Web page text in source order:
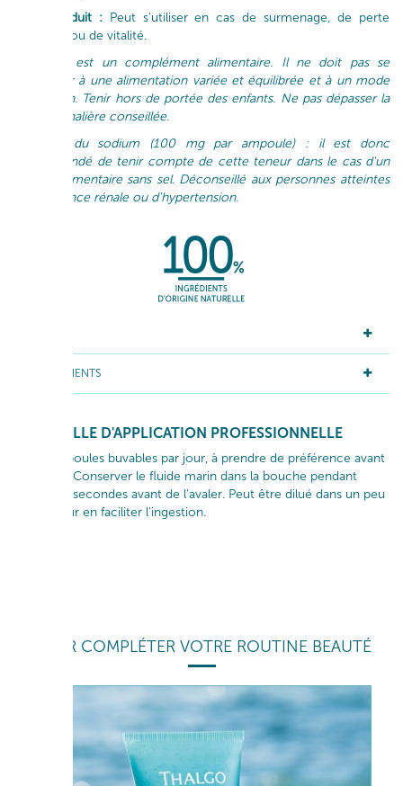
Le + produit :Peut s'utiliser en cas de surmenage, de perte
d'énergie ou de vitalité.
L'Océane est un complément alimentaire. Il ne doit pas se
substituter à une alimentation variée et équilibrée et à un mode
de vie sain. Tenir hors de portée des enfants. Ne pas dépasser la
dose journalière conseillée.
Contient du sodium (100 mg par ampoule) : il est donc
recommandé de tenir compte de cette teneur dans le cas d'un
régime alimentaire sans sel. Déconseillé aux personnes atteintes
d'insuffisance rénale ou d'hypertension.
INGRÉDIENTS
GESTUELLE D'APPLICATION PROFESSIONNELLE
1 à 2 ampoules buvables par jour, à prendre de préférence avant
un repas. Conserver le fluide marin dans la bouche pendant
quelques secondes avant de l'avaler. Peut être dilué dans un peu
d'eau pour en faciliter l'ingestion.
POUR COMPLÉTER VOTRE ROUTINE BEAUTÉ